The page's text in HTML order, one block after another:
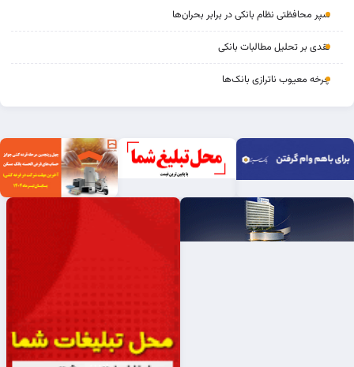
سپر محافظتی نظام بانکی در برابر بحران‌ها
نقدی بر تحلیل مطالبات بانکی
چرخه‌ معیوب ناترازی بانک‌ها